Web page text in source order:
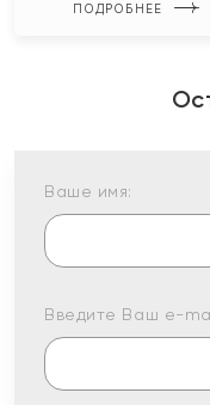
ПОДРОБНЕЕ
Ваше имя:
Введите Ваш e-